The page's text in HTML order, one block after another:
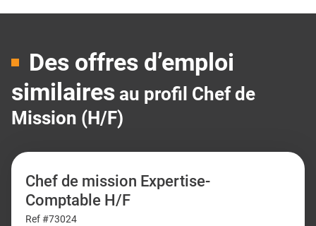
Des offres d’emploi
similaires au profil Chef de
Mission (H/F)
Chef de mission Expertise-
Comptable H/F
Ref #73024